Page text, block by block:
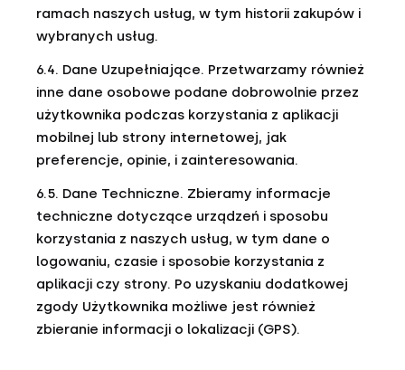
ramach naszych usług, w tym historii zakupów i
wybranych usług.
6.4. Dane Uzupełniające. Przetwarzamy również
inne dane osobowe podane dobrowolnie przez
użytkownika podczas korzystania z aplikacji
mobilnej lub strony internetowej, jak
preferencje, opinie, i zainteresowania.
6.5. Dane Techniczne. Zbieramy informacje
techniczne dotyczące urządzeń i sposobu
korzystania z naszych usług, w tym dane o
logowaniu, czasie i sposobie korzystania z
aplikacji czy strony. Po uzyskaniu dodatkowej
zgody Użytkownika możliwe jest również
zbieranie informacji o lokalizacji (GPS).